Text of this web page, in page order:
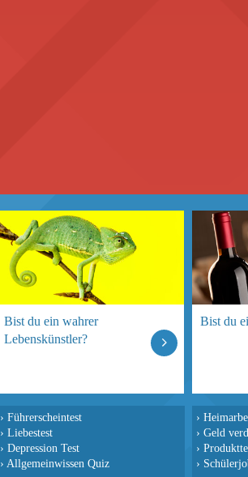
Bist du ein wahrer
Lebenskünstler?
Bist du
› Führerscheintest
› Liebestest
› Depression Test
› Allgemeinwissen Quiz
›
› Geld
›
›